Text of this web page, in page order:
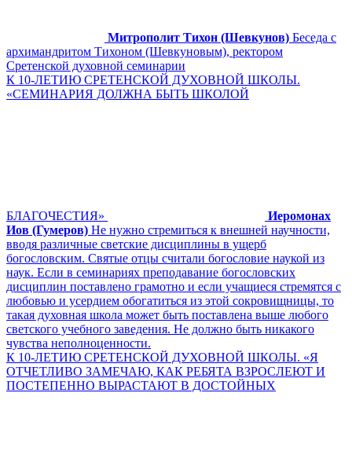
Митрополит Тихон (Шевкунов) Беседа с
архимандритом Тихоном (Шевкуновым), ректором
Сретенской духовной семинарии
К 10-ЛЕТИЮ СРЕТЕНСКОЙ ДУХОВНОЙ ШКОЛЫ.
«СЕМИНАРИЯ ДОЛЖНА БЫТЬ ШКОЛОЙ
БЛАГОЧЕСТИЯ»
Иеромонах
Иов (Гумеров) Не нужно стремиться к внешней научности,
вводя различные светские дисциплины в ущерб
богословским. Святые отцы считали богословие наукой из
наук. Если в семинариях преподавание богословских
дисциплин поставлено грамотно и если учащиеся стремятся с
любовью и усердием обогатиться из этой сокровищницы, то
такая духовная школа может быть поставлена выше любого
светского учебного заведения. Не должно быть никакого
чувства неполноценности.
К 10-ЛЕТИЮ СРЕТЕНСКОЙ ДУХОВНОЙ ШКОЛЫ. «Я
ОТЧЕТЛИВО ЗАМЕЧАЮ, КАК РЕБЯТА ВЗРОСЛЕЮТ И
ПОСТЕПЕННО ВЫРАСТАЮТ В ДОСТОЙНЫХ